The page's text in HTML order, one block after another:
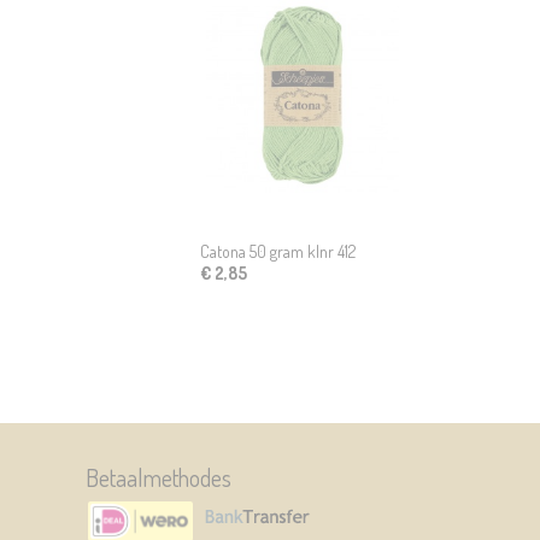
Catona 50 gram klnr 412
€ 2,85
Betaalmethodes